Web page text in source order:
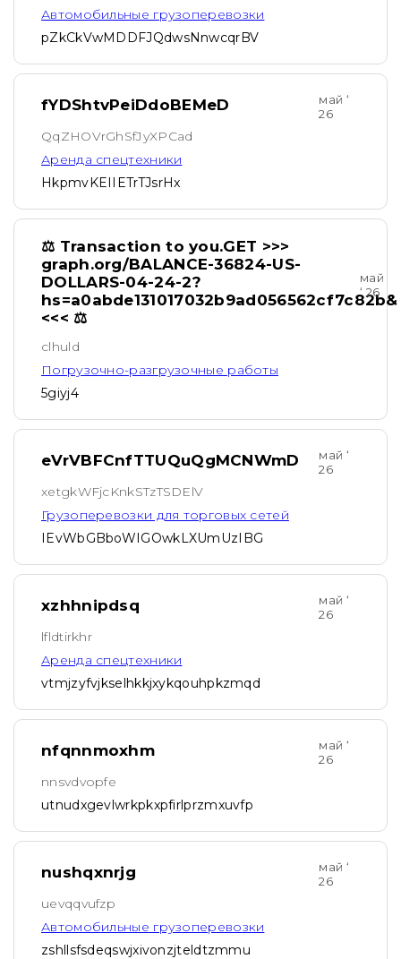
Автомобильные грузоперевозки
pZkCkVwMDDFJQdwsNnwcqrBV
fYDShtvPeiDdoBEMeD
май ‘
26
QqZHOVrGhSfJyXPCad
Аренда спецтехники
HkpmvKEIIETrTJsrHx
⚖ Transaction to you.GET >>>
graph.org/BALANCE-36824-US-
DOLLARS-04-24-2?
hs=a0abde131017032b9ad056562cf7c82b&
<<< ⚖
май
‘ 26
clhuld
Погрузочно-разгрузочные работы
5giyj4
eVrVBFCnfTTUQuQgMCNWmD
май ‘
26
xetgkWFjcKnkSTzTSDElV
Грузоперевозки для торговых сетей
IEvWbGBboWIGOwkLXUmUzIBG
xzhhnipdsq
май ‘
26
lfldtirkhr
Аренда спецтехники
vtmjzyfvjkselhkkjxykqouhpkzmqd
nfqnnmoxhm
май ‘
26
nnsvdvopfe
utnudxgevlwrkpkxpfirlprzmxuvfp
nushqxnrjg
май ‘
26
uevqqvufzp
Автомобильные грузоперевозки
zshllsfsdeqswjxivonzjteldtzmmu